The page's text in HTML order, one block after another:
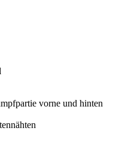
vorne und hinten